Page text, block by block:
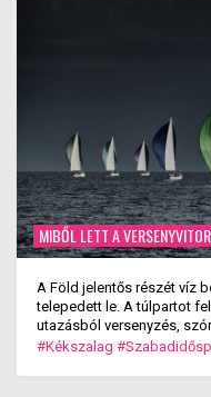
MIBŐL LETT A
A Föld jelentős részét víz
telepedett le. A túlpartot
utazásból versenyzés,
kialakulása.
#Kékszalag